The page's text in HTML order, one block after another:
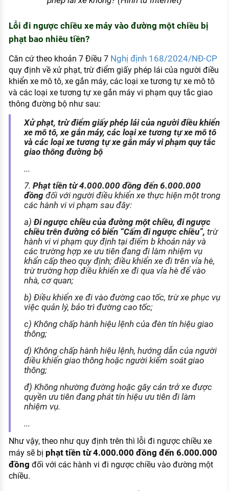
Lỗi đi ngược chiều xe máy vào đường một chiều bị
phạt bao nhiêu tiền?
Căn cứ theo khoản 7 Điều 7 Nghị định 168/2024/NĐ-CP
quy định về xử phạt, trừ điểm giấy phép lái của người điều
khiển xe mô tô, xe gắn máy, các loại xe tương tự xe mô tô
và các loại xe tương tự xe gắn máy vi phạm quy tắc giao
thông đường bộ như sau:
Xử phạt, trừ điểm giấy phép lái của người điều khiển
xe mô tô, xe gắn máy, các loại xe tương tự xe mô tô
và các loại xe tương tự xe gắn máy vi phạm quy tắc
giao thông đường bộ
...
7. Phạt tiền từ 4.000.000 đồng đến 6.000.000
đồngđối với người điều khiển xe thực hiện một trong
các hành vi vi phạm sau đây:
a) Đi ngược chiều của đường một chiều, đi ngược
chiều trên đường có biển “Cấm đi ngược chiều”, trừ
hành vi vi phạm quy định tại điểm b khoản này và
các trường hợp xe ưu tiên đang đi làm nhiệm vụ
khẩn cấp theo quy định; điều khiển xe đi trên vỉa hè,
trừ trường hợp điều khiển xe đi qua vỉa hè để vào
nhà, cơ quan;
b) Điều khiển xe đi vào đường cao tốc, trừ xe phục vụ
việc quản lý, bảo trì đường cao tốc;
c) Không chấp hành hiệu lệnh của đèn tín hiệu giao
thông;
d) Không chấp hành hiệu lệnh, hướng dẫn của người
điều khiển giao thông hoặc người kiểm soát giao
thông;
đ) Không nhường đường hoặc gây cản trở xe được
quyền ưu tiên đang phát tín hiệu ưu tiên đi làm
nhiệm vụ.
...
Như vậy, theo như quy định trên thì lỗi đi ngược chiều xe
máy sẽ bị phạt tiền từ 4.000.000 đồng đến 6.000.000
đồng đối với các hành vi đi ngược chiều vào đường một
chiều.